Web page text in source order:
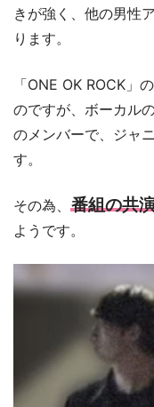
きが強く、他の男性
ります。
「ONE OK ROCK」
のですが、ボーカル
のメンバーで、ジャ
す。
その為、 番組の共
ようです。